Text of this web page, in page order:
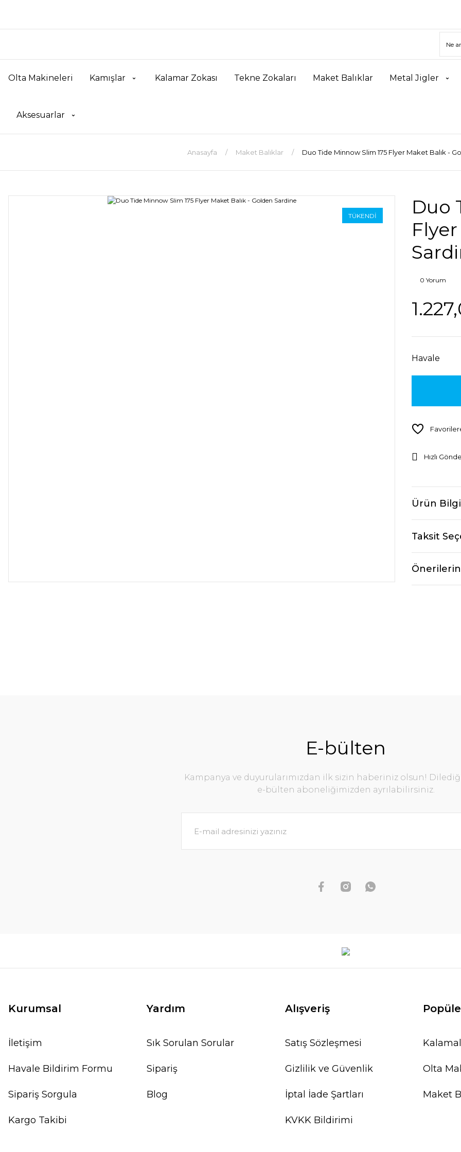
Olta Makineleri Kamışlar Kalamar Zokası Tekne Zokaları Maket Balıklar Metal Jigler
Aksesuarlar
Anasayfa Maket Balıklar Duo Tide Minnow Slim 175 Flyer Maket Balık -
TÜKENDİ
Duo
0 Yorum
Havale
Hızlı
Ürün
Taksit
E-bülten
Kampanya ve duyurularımızdan ilk sizin haberiniz olsun!
e-bülten aboneliğimizden ayrılabilirsiniz.
Kurumsal
İletişim
Havale Bildirim Formu
Sipariş Sorgula
Kargo Takibi
Yardım
Sık Sorulan Sorular
Sipariş
Blog
Alışveriş
Satış Sözleşmesi
Gizlilik ve Güvenlik
İptal İade Şartları
KVKK Bildirimi
Olta
Maket